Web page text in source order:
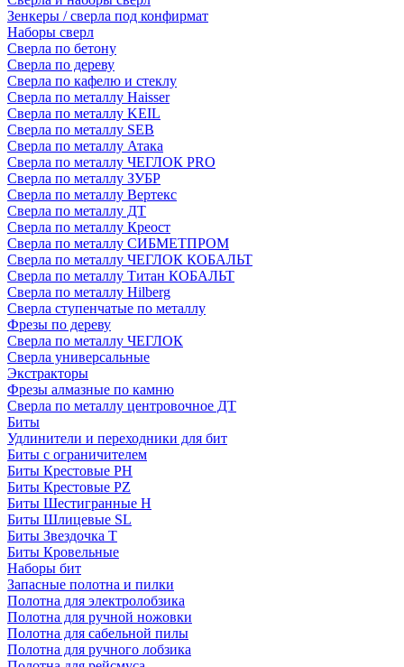
Зенкеры / сверла под конфирмат
Наборы сверл
Сверла по бетону
Сверла по дереву
Сверла по кафелю и стеклу
Сверла по металлу Haisser
Сверла по металлу KEIL
Сверла по металлу SEB
Сверла по металлу Атака
Сверла по металлу ЧЕГЛОК PRO
Сверла по металлу ЗУБР
Сверла по металлу Вертекс
Сверла по металлу ДТ
Сверла по металлу Креост
Сверла по металлу СИБМЕТПРОМ
Сверла по металлу ЧЕГЛОК КОБАЛЬТ
Сверла по металлу Титан КОБАЛЬТ
Сверла по металлу Hilberg
Сверла ступенчатые по металлу
Фрезы по дереву
Сверла по металлу ЧЕГЛОК
Сверла универсальные
Экстракторы
Фрезы алмазные по камню
Сверла по металлу центровочное ДТ
Биты
Удлинители и переходники для бит
Биты с ограничителем
Биты Крестовые PH
Биты Крестовые PZ
Биты Шестигранные H
Биты Шлицевые SL
Биты Звездочка T
Биты Кровельные
Наборы бит
Запасные полотна и пилки
Полотна для электролобзика
Полотна для ручной ножовки
Полотна для сабельной пилы
Полотна для ручного лобзика